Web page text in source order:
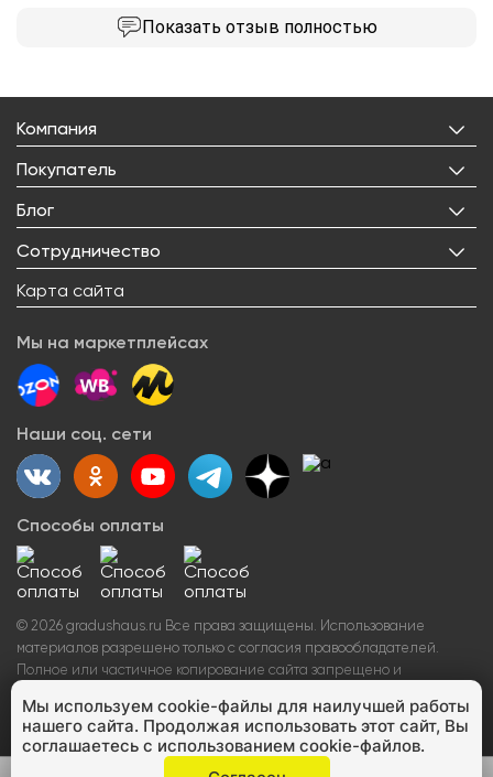
Показать отзыв полностью
Компания
О нас
Лицензии
Реквизиты
Правовая информация
Контакты
Покупатель
Личный кабинет
Избранное
Доставка
Возврат товара
Сервисный центр
Как заказать
Вопрос-ответ
Блог
Все статьи
О товарах
Сотрудничество
Оптовым покупателям
Арендодателям
Блогерам
Карта сайта
Мы на маркетплейсах
Наши соц. сети
Способы оплаты
© 2026 gradushaus.ru Все права защищены. Использование
материалов разрешено только с согласия правообладателей.
Полное или частичное копирование сайта запрещено и
314744919000039
Мы используем cookie-файлы для наилучшей работы
нашего сайта. Продолжая использовать этот сайт, Вы
соглашаетесь с использованием cookie-файлов.